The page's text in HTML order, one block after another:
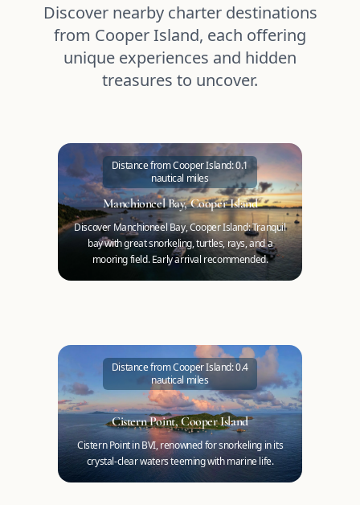
Discover nearby charter destinations
from Cooper Island, each offering
unique experiences and hidden
treasures to uncover.
Distance from Cooper Island: 0.1
nautical miles
Manchioneel Bay, Cooper Island
Discover Manchioneel Bay, Cooper Island: Tranquil
bay with great snorkeling, turtles, rays, and a
mooring field. Early arrival recommended.
Distance from Cooper Island: 0.4
nautical miles
Cistern Point, Cooper Island
Cistern Point in BVI, renowned for snorkeling in its
crystal-clear waters teeming with marine life.